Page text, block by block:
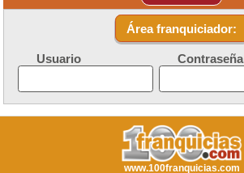
Área franquiciador:
Usuario Contraseña
www.100franquicias.com